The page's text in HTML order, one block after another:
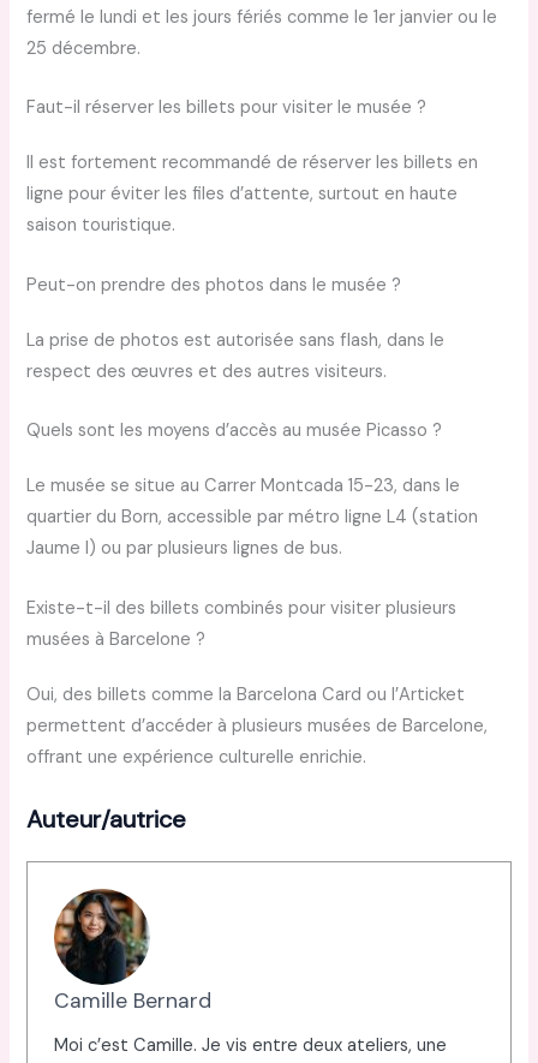
fermé le lundi et les jours fériés comme le 1er janvier ou le
25 décembre.
Faut-il réserver les billets pour visiter le musée ?
Il est fortement recommandé de réserver les billets en
ligne pour éviter les files d’attente, surtout en haute
saison touristique.
Peut-on prendre des photos dans le musée ?
La prise de photos est autorisée sans flash, dans le
respect des œuvres et des autres visiteurs.
Quels sont les moyens d’accès au musée Picasso ?
Le musée se situe au Carrer Montcada 15-23, dans le
quartier du Born, accessible par métro ligne L4 (station
Jaume I) ou par plusieurs lignes de bus.
Existe-t-il des billets combinés pour visiter plusieurs
musées à Barcelone ?
Oui, des billets comme la Barcelona Card ou l’Articket
permettent d’accéder à plusieurs musées de Barcelone,
offrant une expérience culturelle enrichie.
Auteur/autrice
Camille Bernard
Moi c’est Camille. Je vis entre deux ateliers, une